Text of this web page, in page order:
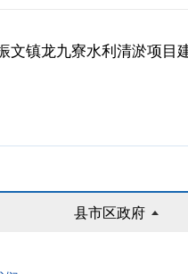
文镇龙九寮水利清淤项目
县市区政府